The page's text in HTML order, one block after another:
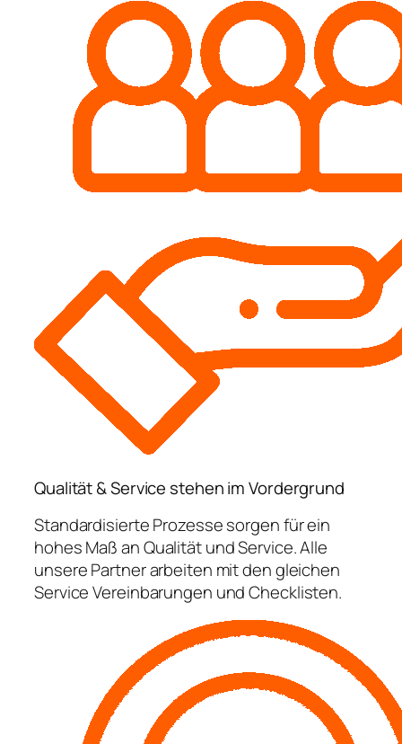
Qualität & Service stehen im Vordergrund
Standardisierte Prozesse sorgen für ein
hohes Maß an Qualität und Service. Alle
unsere Partner arbeiten mit den gleichen
Service Vereinbarungen und Checklisten.